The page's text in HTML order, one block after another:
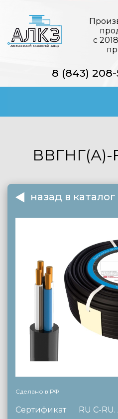
с
8 (843)
ВВГНГ(А)-
назад в каталог
Сделано в РФ
Сертификат RU C-